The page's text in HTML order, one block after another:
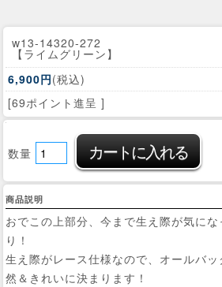
w13-14320-272
【ライムグリーン】
6,900円(税込)
[69ポイント進呈 ]
数量
商品説明
おでこの上部分、今まで生え際が気に
り！
生え際がレース仕様なので、オールバ
然＆きれいに決まります！